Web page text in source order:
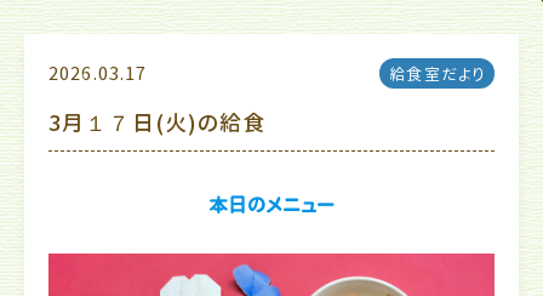
2026.03.17 給食室だより
3月１７日(火)の給食
本日のメニュー